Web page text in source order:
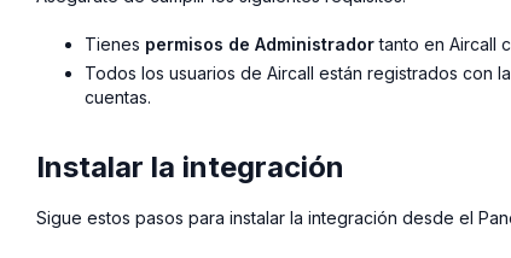
Tienes permisos de Administradortanto en Aircall
Todos los usuarios de Aircall están registrados con la
cuentas.
Instalar la integración
Sigue estos pasos para instalar la integración desde el